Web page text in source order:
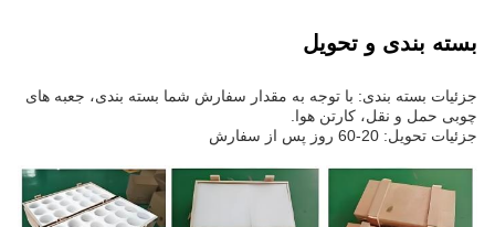
بسته بندی و تحویل
جزئیات بسته بندی: با توجه به مقدار سفارش شما بسته بندی، جعبه های
چوبی حمل و نقل، کارتن هوا.
جزئیات تحویل: 20-60 روز پس از سفارش